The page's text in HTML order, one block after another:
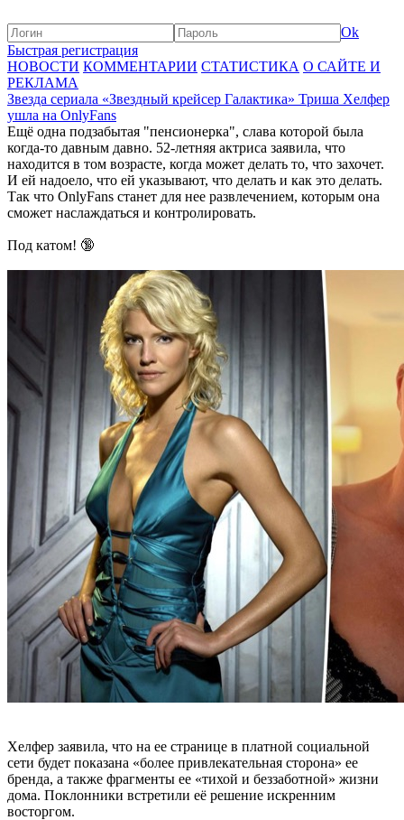
Ok
Быстрая регистрация
НОВОСТИ КОММЕНТАРИИ СТАТИСТИКА О САЙТЕ И
РЕКЛАМА
Звезда сериала «Звездный крейсер Галактика» Триша Хелфер
ушла на OnlyFans
Ещё одна подзабытая "пенсионерка", слава которой была
когда-то давным давно. 52-летняя актриса заявила, что
находится в том возрасте, когда может делать то, что захочет.
И ей надоело, что ей указывают, что делать и как это делать.
Так что OnlyFans станет для нее развлечением, которым она
сможет наслаждаться и контролировать.
Под катом! 🔞
Хелфер заявила, что на ее странице в платной социальной
сети будет показана «более привлекательная сторона» ее
бренда, а также фрагменты ее «тихой и беззаботной» жизни
дома. Поклонники встретили её решение искренним
восторгом.